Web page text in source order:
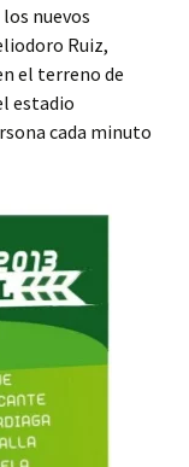
nuevos
Ruiz,
el terreno de
estadio
cada minuto